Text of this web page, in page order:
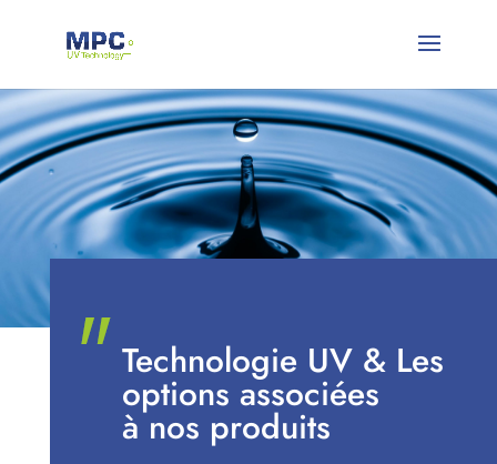
Technologie UV & Les
options associées
à nos produits